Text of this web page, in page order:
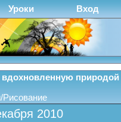
Уроки Вход
природой
Рисование
2010